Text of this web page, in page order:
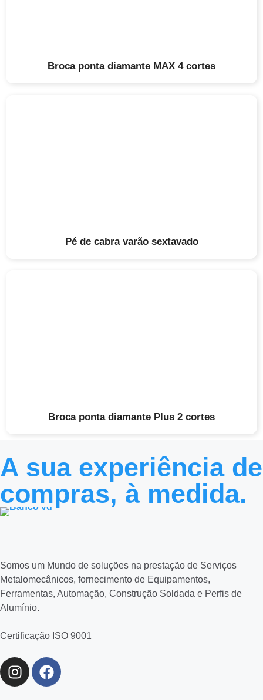
Broca ponta diamante MAX 4 cortes
Pé de cabra varão sextavado
Broca ponta diamante Plus 2 cortes
A sua experiência de
compras, à medida.
Somos um Mundo de soluções na prestação de Serviços
Metalomecânicos, fornecimento de Equipamentos,
Ferramentas, Automação, Construção Soldada e Perfis de
Alumínio.
Certificação ISO 9001